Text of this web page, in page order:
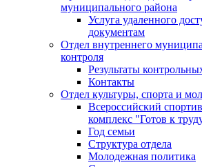
муниципального района
Услуга удаленного
документам
Отдел внутреннего
контроля
Результаты
Контакты
Отдел культуры, спорта и
Всероссийский
комплекс "Готов к
Год семьи
Структура отдела
Молодежная политика